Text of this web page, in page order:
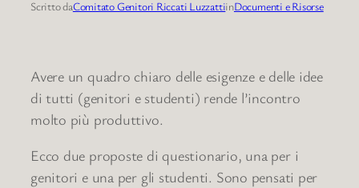
Scritto daComitato Genitori Riccati LuzzattiinDocumenti e Risorse
Avere un quadro chiaro delle esigenze e delle idee
di tutti (genitori e studenti) rende l’incontro
molto più produttivo.
Ecco due proposte di questionario, una per i
genitori e una per gli studenti. Sono pensati per